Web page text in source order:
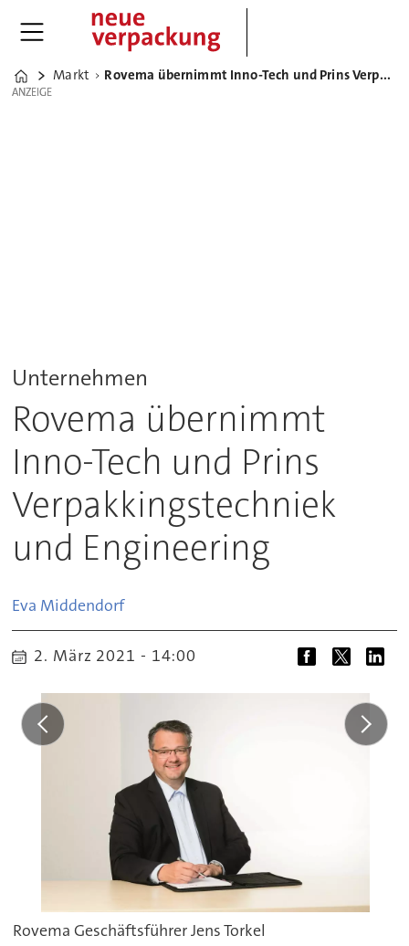
Home
Markt Rovema übernimmt Inno-Tech und Prins Verpakkingstechniek und Engineering
ANZEIGE
ANZEIGE
Unternehmen
Rovema übernimmt
Inno-Tech und Prins
Verpakkingstechniek
und Engineering
Eva Middendorf
2. März 2021 - 14:00
Rovema Geschäftsführer Jens Torkel